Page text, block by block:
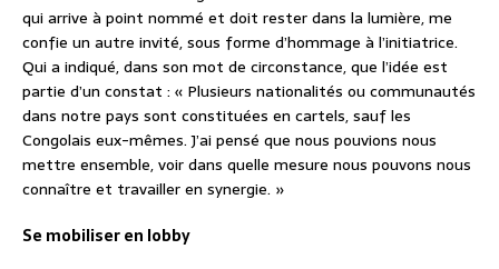
qui arrive à point nommé et doit rester dans la lumière, me
confie un autre invité, sous forme d’hommage à l’initiatrice.
Qui a indiqué, dans son mot de circonstance, que l’idée est
partie d’un constat : « Plusieurs nationalités ou communautés
dans notre pays sont constituées en cartels, sauf les
Congolais eux-mêmes. J’ai pensé que nous pouvions nous
mettre ensemble, voir dans quelle mesure nous pouvons nous
connaître et travailler en synergie. »
Se mobiliser en lobby